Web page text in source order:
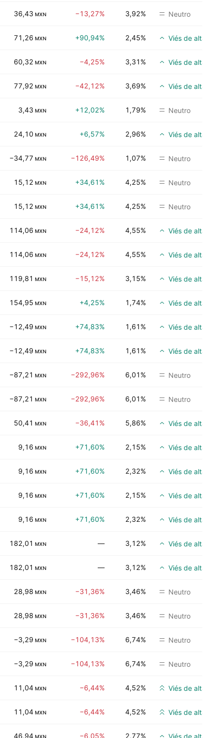
36,43 MXN −13,27% 3,92% Neutro
71,26 MXN +90,94% 2,45% Viés de alta
60,32 MXN −4,25% 3,31% Viés de alta
77,92 MXN −42,12% 3,69% Viés de alta
3,43 MXN +12,02% 1,79% Neutro
24,10 MXN +6,57% 2,96% Viés de alta
−34,77 MXN −126,49% 1,07% Neutro
15,12 MXN +34,61% 4,25% Neutro
15,12 MXN +34,61% 4,25% Neutro
114,06 MXN −24,12% 4,55% Viés de alta
114,06 MXN −24,12% 4,55% Viés de alta
119,81 MXN −15,12% 3,15% Viés de alta
154,95 MXN +4,25% 1,74% Viés de alta
−12,49 MXN +74,83% 1,61% Viés de alta
−12,49 MXN +74,83% 1,61% Viés de alta
−87,21 MXN −292,96% 6,01% Neutro
−87,21 MXN −292,96% 6,01% Neutro
50,41 MXN −36,41% 5,86% Viés de alta
9,16 MXN +71,60% 2,15% Viés de alta
9,16 MXN +71,60% 2,32% Viés de alta
9,16 MXN +71,60% 2,15% Viés de alta
9,16 MXN +71,60% 2,32% Viés de alta
182,01 MXN — 3,12% Viés de alta
182,01 MXN — 3,12% Viés de alta
28,98 MXN −31,36% 3,46% Neutro
28,98 MXN −31,36% 3,46% Neutro
−3,29 MXN −104,13% 6,74% Neutro
−3,29 MXN −104,13% 6,74% Neutro
11,04 MXN −6,44% 4,52% Viés de alta
11,04 MXN −6,44% 4,52% Viés de alta
46,94 MXN −6,05% 2,77% Viés de alta